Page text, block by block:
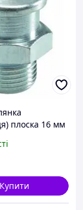
плоска 16 мм
DIN3404 |
Купити